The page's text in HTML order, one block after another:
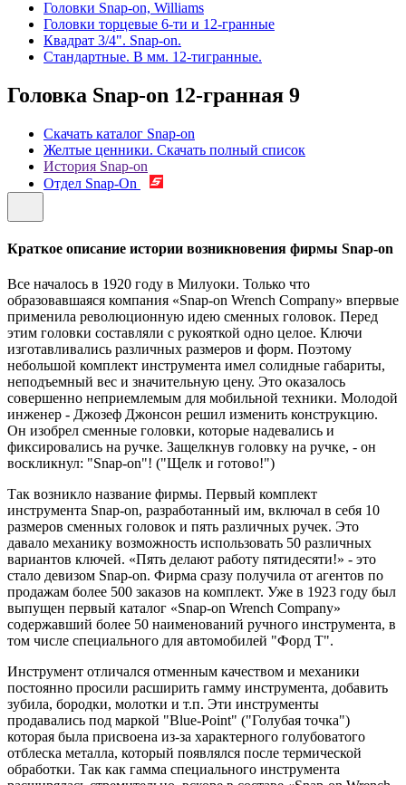
Головки Snap-on, Williams
Головки торцевые 6-ти и 12-гранные
Квадрат 3/4". Snap-on.
Стандартные. В мм. 12-тигранные.
Головка Snap-on 12-гранная 9
Скачать каталог Snap-on
Желтые ценники. Скачать полный список
История Snap-on
Отдел Snap-On
Краткое описание истории возникновения фирмы Snap-on
Все началось в 1920 году в Милуоки. Только что
образовавшаяся компания «Snap-on Wrench Company» впервые
применила революционную идею сменных головок. Перед
этим головки составляли с рукояткой одно целое. Ключи
изготавливались различных размеров и форм. Поэтому
небольшой комплект инструмента имел солидные габариты,
неподъемный вес и значительную цену. Это оказалось
совершенно неприемлемым для мобильной техники. Молодой
инженер - Джозеф Джонсон решил изменить конструкцию.
Он изобрел сменные головки, которые надевались и
фиксировались на ручке. Защелкнув головку на ручке, - он
воскликнул: "Snap-on"! ("Щелк и готово!")
Так возникло название фирмы. Первый комплект
инструмента Snap-on, разработанный им, включал в себя 10
размеров сменных головок и пять различных ручек. Это
давало механику возможность использовать 50 различных
вариантов ключей. «Пять делают работу пятидесяти!» - это
стало девизом Snap-on. Фирма сразу получила от агентов по
продажам более 500 заказов на комплект. Уже в 1923 году был
выпущен первый каталог «Snap-on Wrench Company»
содержавший более 50 наименований ручного инструмента, в
том числе специального для автомобилей "Форд Т".
Инструмент отличался отменным качеством и механики
постоянно просили расширить гамму инструмента, добавить
зубила, бородки, молотки и т.п. Эти инструменты
продавались под маркой "Blue-Point" ("Голубая точка")
которая была присвоена из-за характерного голубоватого
отблеска металла, который появлялся после термической
обработки. Так как гамма специального инструмента